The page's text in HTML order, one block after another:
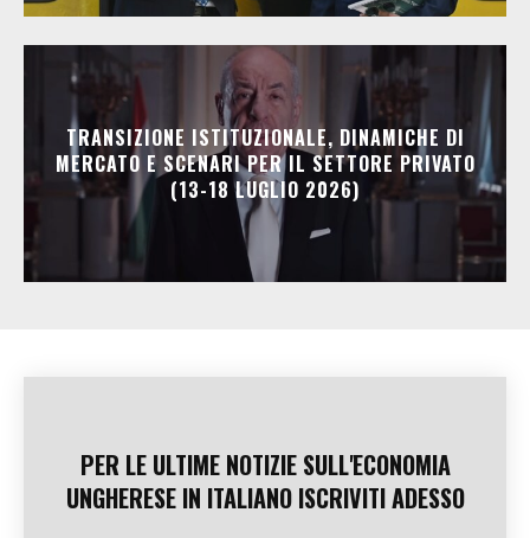
TRANSIZIONE ISTITUZIONALE, DINAMICHE DI
MERCATO E SCENARI PER IL SETTORE PRIVATO
(13-18 LUGLIO 2026)
PER LE ULTIME NOTIZIE SULL'ECONOMIA
UNGHERESE IN ITALIANO ISCRIVITI ADESSO